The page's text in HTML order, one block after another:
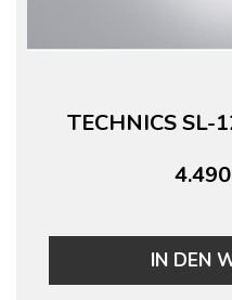
TECHNICS SL-
IN DEN